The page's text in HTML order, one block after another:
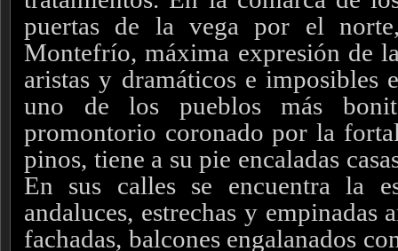
puertas de la vega por el
Montefrío, máxima expresión de
aristas y dramáticos e imposibles
uno de los pueblos más
promontorio coronado por la
pinos, tiene a su pie encaladas
En sus calles se encuentra la
andaluces, estrechas y empinadas
fachadas, balcones engalanados